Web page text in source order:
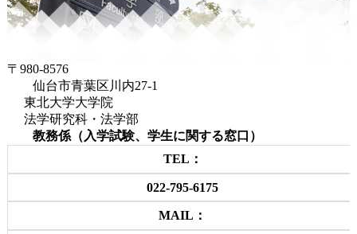
〒980-8576
仙台市青葉区川内27-1
東北大学大学院
法学研究科・法学部
教務係（入学試験、学生に関する窓口）
TEL：
022-795-6175
MAIL：